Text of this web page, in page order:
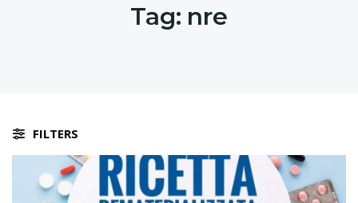
Tag: nre
FILTERS